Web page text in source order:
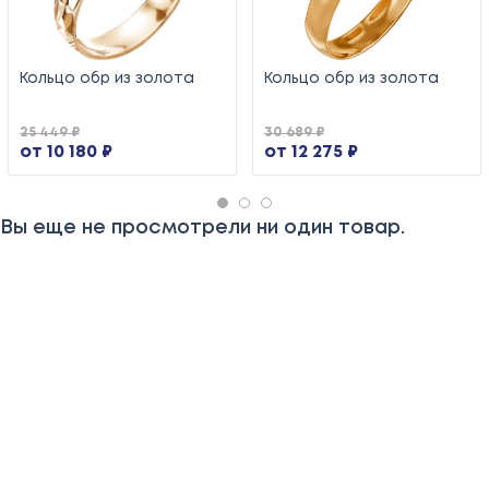
Кольцо обр из золота
от 10 180 ₽
25 449 ₽
Кольцо обр из золота
от 12 275 ₽
30 689 ₽
Вы еще не просмотрели ни один товар.